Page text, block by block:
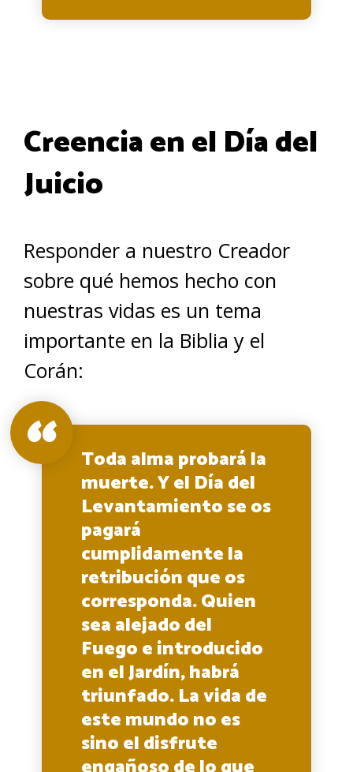
Creencia en el Día del
Juicio
Responder a nuestro Creador
sobre qué hemos hecho con
nuestras vidas es un tema
importante en la Biblia y el
Corán:
Toda alma probará la
muerte. Y el Día del
Levantamiento se os
pagará
cumplidamente la
retribución que os
corresponda. Quien
sea alejado del
Fuego e introducido
en el Jardín, habrá
triunfado. La vida de
este mundo no es
sino el disfrute